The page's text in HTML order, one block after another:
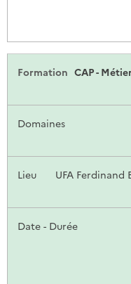
CAP -
UFA Ferdinand